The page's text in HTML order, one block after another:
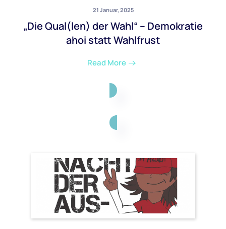
21 Januar, 2025
„Die Qual(len) der Wahl“ – Demokratie
ahoi statt Wahlfrust
Read More